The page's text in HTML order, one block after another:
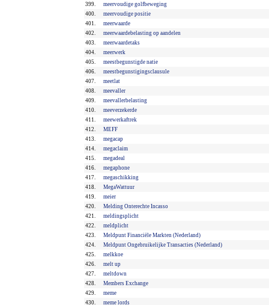
399.
meervoudige golfbeweging
400.
meervoudige positie
401.
meerwaarde
402.
meerwaardebelasting op aandelen
403.
meerwaardetaks
404.
meerwerk
405.
meestbegunstigde natie
406.
meestbegunstigingsclausule
407.
meetlat
408.
meevaller
409.
meevallerbelasting
410.
meeverzekerde
411.
meewerkaftrek
412.
MEFF
413.
megacap
414.
megaclaim
415.
megadeal
416.
megaphone
417.
megaschikking
418.
MegaWattuur
419.
meier
420.
Melding Onterechte Incasso
421.
meldingsplicht
422.
meldplicht
423.
Meldpunt Financiële Markten (Nederland)
424.
Meldpunt Ongebruikelijke Transacties (Nederland)
425.
melkkoe
426.
melt up
427.
meltdown
428.
Members Exchange
429.
meme
430.
meme lords